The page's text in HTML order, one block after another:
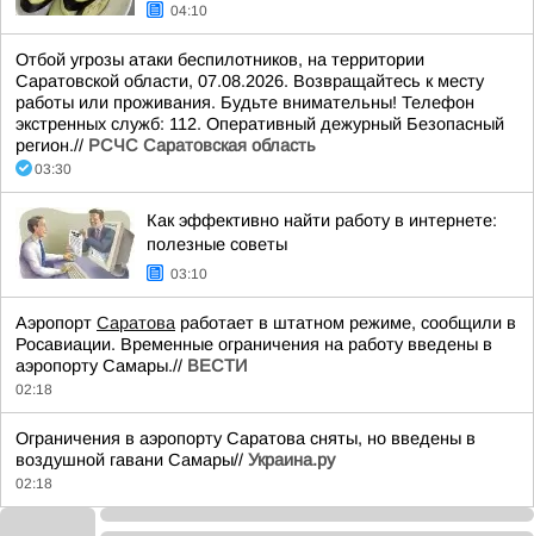
04:10
Отбой угрозы атаки беспилотников, на территории
Саратовской области, 07.08.2026. Возвращайтесь к месту
работы или проживания. Будьте внимательны! Телефон
экстренных служб: 112. Оперативный дежурный Безопасный
регион.// РСЧС Саратовская область
03:30
Как эффективно найти работу в интернете:
полезные советы
03:10
Аэропорт Саратова работает в штатном режиме, сообщили в
Росавиации. Временные ограничения на работу введены в
аэропорту Самары.// ВЕСТИ
02:18
Ограничения в аэропорту Саратова сняты, но введены в
воздушной гавани Самары// Украина.ру
02:18